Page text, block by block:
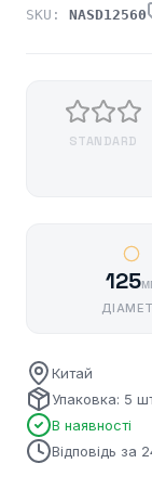
SKU: NASD12560
STANDARD
125
Китай
Упаковка: 5
В наявності
Відповідь за